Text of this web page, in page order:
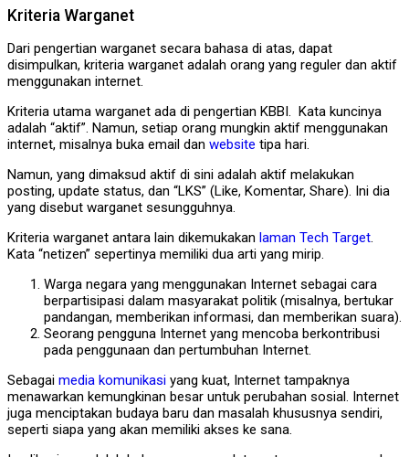
Kriteria Warganet
Dari pengertian warganet secara bahasa di atas, dapat
disimpulkan, kriteria warganet adalah orang yang reguler dan aktif
menggunakan internet.
Kriteria utama warganet ada di pengertian KBBI. Kata kuncinya
adalah “aktif”. Namun, setiap orang mungkin aktif menggunakan
internet, misalnya buka email dan website tipa hari.
Namun, yang dimaksud aktif di sini adalah aktif melakukan
posting, update status, dan “LKS” (Like, Komentar, Share). Ini dia
yang disebut warganet sesungguhnya.
Kriteria warganet antara lain dikemukakan laman Tech Target.
Kata “netizen” sepertinya memiliki dua arti yang mirip.
Warga negara yang menggunakan Internet sebagai cara
berpartisipasi dalam masyarakat politik (misalnya, bertukar
pandangan, memberikan informasi, dan memberikan suara).
Seorang pengguna Internet yang mencoba berkontribusi
pada penggunaan dan pertumbuhan Internet.
Sebagai media komunikasi yang kuat, Internet tampaknya
menawarkan kemungkinan besar untuk perubahan sosial. Internet
juga menciptakan budaya baru dan masalah khususnya sendiri,
seperti siapa yang akan memiliki akses ke sana.